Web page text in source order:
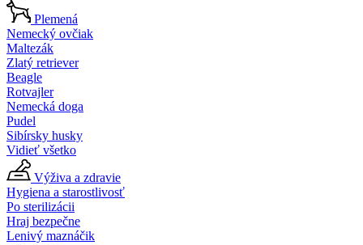
Plemená
Nemecký ovčiak
Maltezák
Zlatý retriever
Beagle
Rotvajler
Nemecká doga
Pudel
Sibírsky husky
Vidieť všetko
Výživa a zdravie
Hygiena a starostlivosť
Po sterilizácii
Hraj bezpečne
Lenivý maznáčik